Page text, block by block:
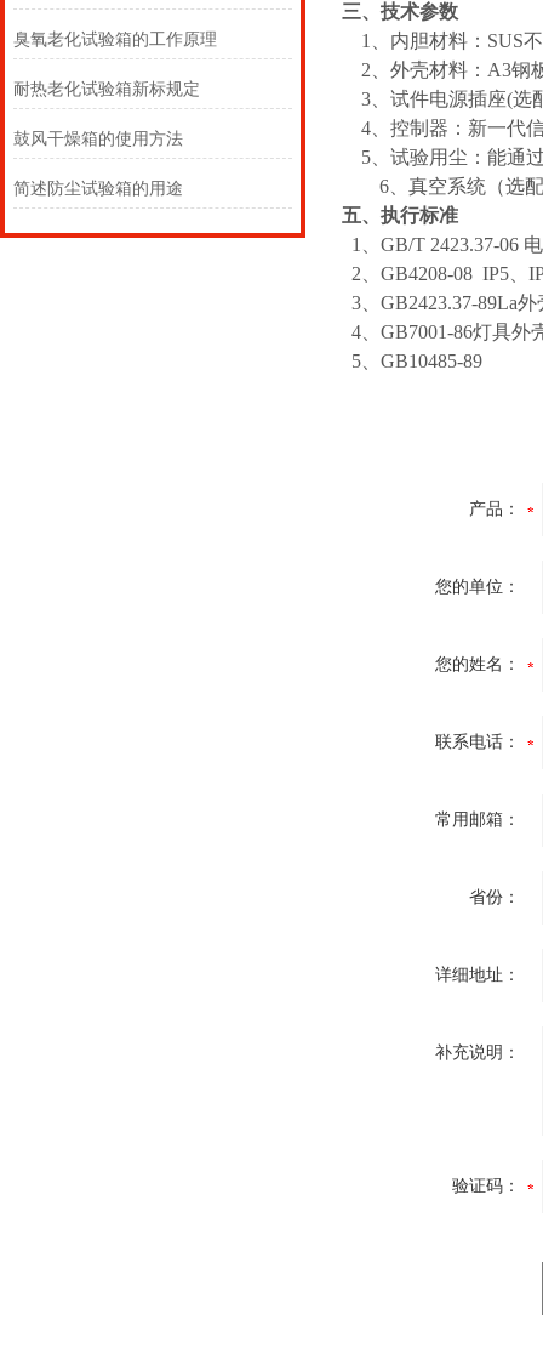
臭氧老化试验箱的工作原理
耐热老化试验箱新标规定
鼓风干燥箱的使用方法
简述防尘试验箱的用途
三、技术参数
1、内胆材料：SUS
2、外壳材料
3、试件电源插座(选
4、控制器：新一代
5、试验用尘：能通
6、真空系统（选
五、执行标准
1、GB/T 2423.37-06
2、GB4208-08 IP5、
3、GB2423.37-89La
4、GB7001-86灯具外
5、GB10485-89
产品：
您的单位：
您的姓名：
联系电话：
常用邮箱：
省份：
详细地址：
补充说明：
验证码：